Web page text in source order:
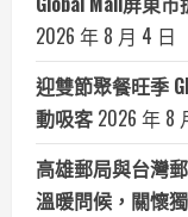
2026 年 8 月 4 日
迎雙節聚餐旺季
動吸客 2026 年 8
高雄郵局與台灣
溫暖問候，關懷